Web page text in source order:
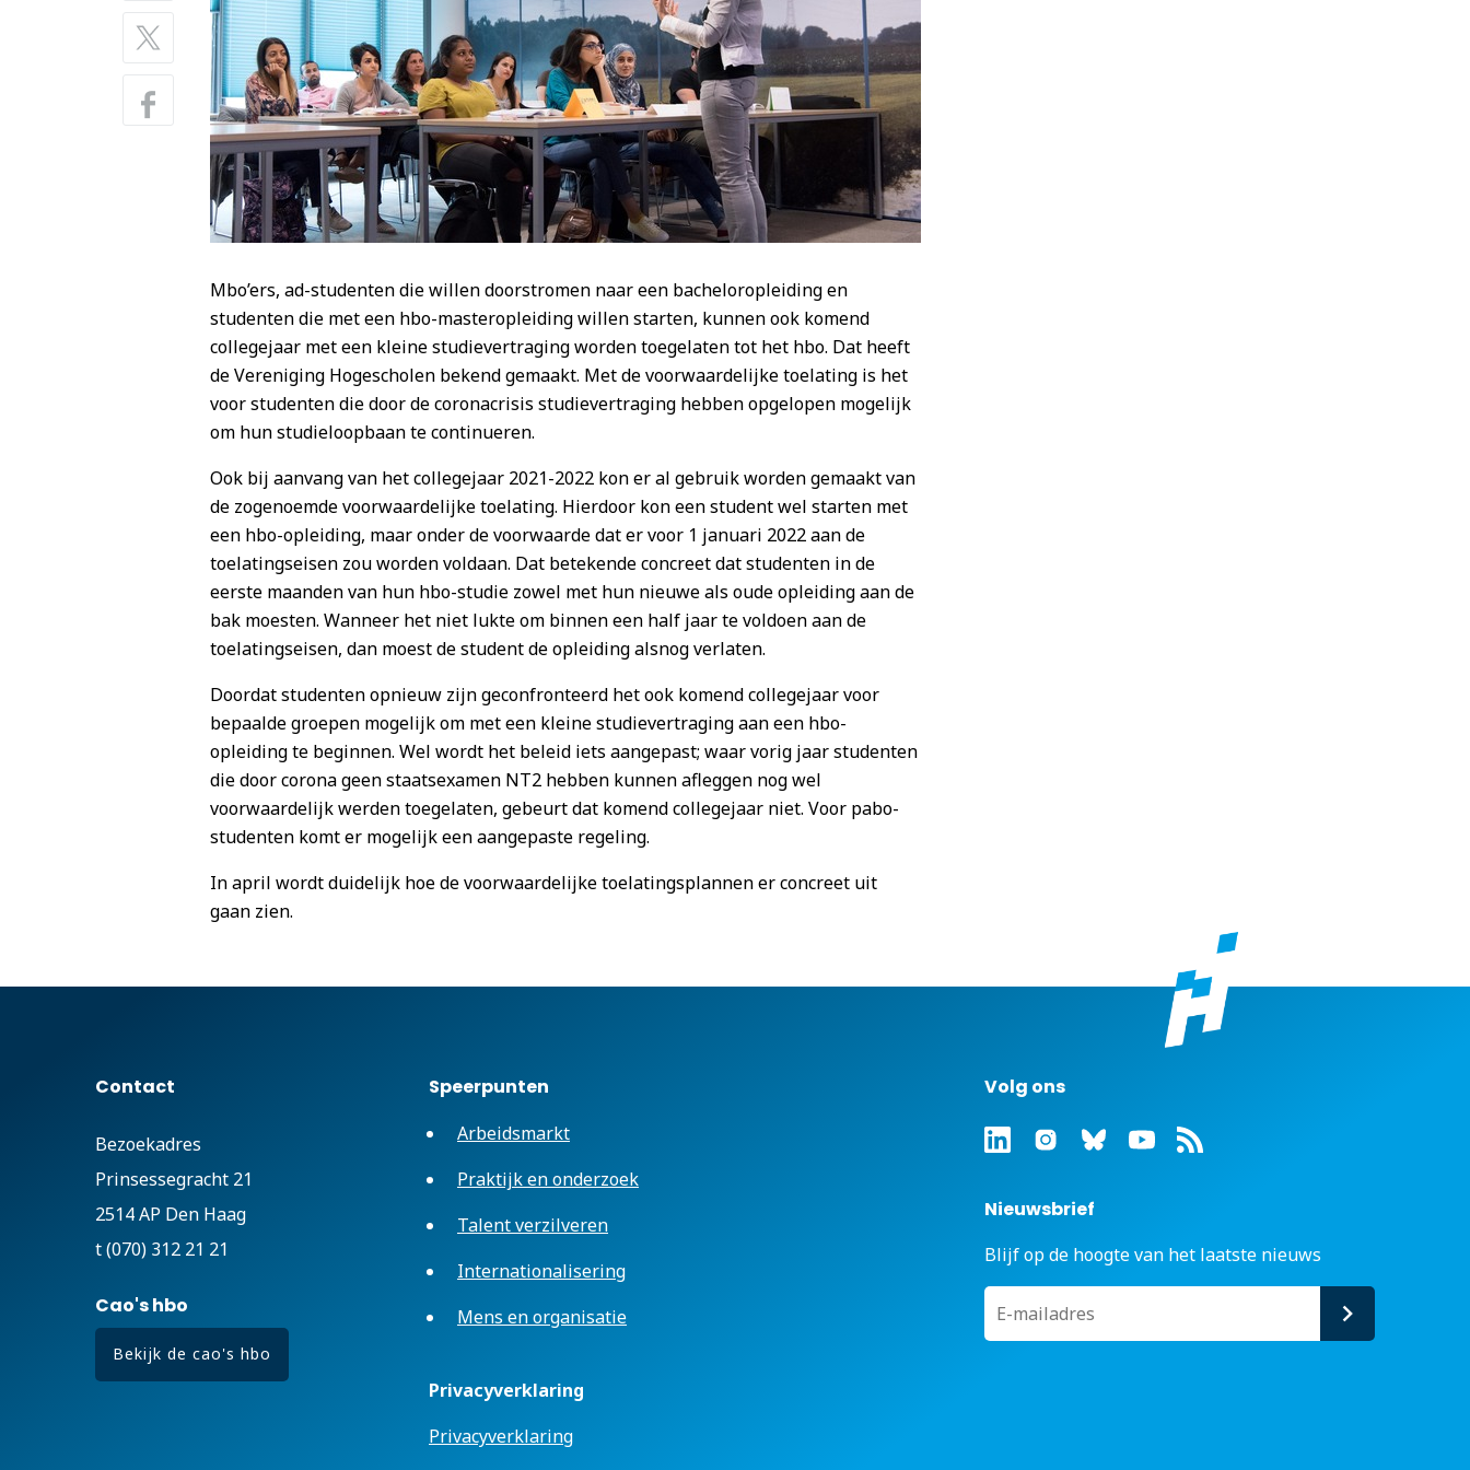
Mbo’ers, ad-studenten die willen doorstromen naar een bacheloropleiding en
studenten die met een hbo-masteropleiding willen starten, kunnen ook komend
collegejaar met een kleine studievertraging worden toegelaten tot het hbo. Dat heeft
de Vereniging Hogescholen bekend gemaakt. Met de voorwaardelijke toelating is het
voor studenten die door de coronacrisis studievertraging hebben opgelopen mogelijk
om hun studieloopbaan te continueren.
Ook bij aanvang van het collegejaar 2021-2022 kon er al gebruik worden gemaakt van
de zogenoemde voorwaardelijke toelating. Hierdoor kon een student wel starten met
een hbo-opleiding, maar onder de voorwaarde dat er voor 1 januari 2022 aan de
toelatingseisen zou worden voldaan. Dat betekende concreet dat studenten in de
eerste maanden van hun hbo-studie zowel met hun nieuwe als oude opleiding aan de
bak moesten. Wanneer het niet lukte om binnen een half jaar te voldoen aan de
toelatingseisen, dan moest de student de opleiding alsnog verlaten.
Doordat studenten opnieuw zijn geconfronteerd het ook komend collegejaar voor
bepaalde groepen mogelijk om met een kleine studievertraging aan een hbo-
opleiding te beginnen. Wel wordt het beleid iets aangepast; waar vorig jaar studenten
die door corona geen staatsexamen NT2 hebben kunnen afleggen nog wel
voorwaardelijk werden toegelaten, gebeurt dat komend collegejaar niet. Voor pabo-
studenten komt er mogelijk een aangepaste regeling.
In april wordt duidelijk hoe de voorwaardelijke toelatingsplannen er concreet uit
gaan zien.
Contact
Bezoekadres
Prinsessegracht 21
2514 AP Den Haag
t (070) 312 21 21
Cao's hbo
Bekijk de cao's hbo
Speerpunten
Arbeidsmarkt
Praktijk en onderzoek
Talent verzilveren
Internationalisering
Mens en organisatie
Privacyverklaring
Privacyverklaring
Volg ons
Nieuwsbrief
Blijf op de hoogte van het laatste nieuws